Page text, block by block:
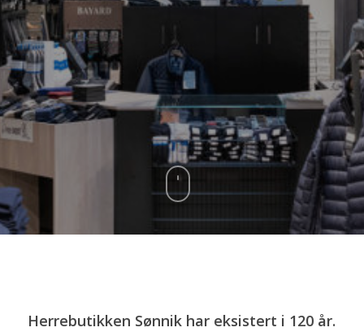
Herrebutikken Sønnik har eksistert i 120 år.